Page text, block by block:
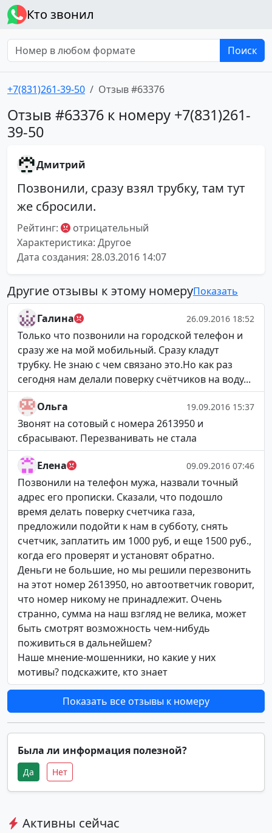
Кто звонил
Поиск
+7(831)261-39-50 Отзыв #63376
Отзыв #63376 к номеру +7(831)261-
39-50
Дмитрий
Позвонили, сразу взял трубку, там тут
же сбросили.
Рейтинг:
отрицательный
Характеристика: Другое
Дата создания: 28.03.2016 14:07
Другие отзывы к этому номеруПоказать
Галина 26.09.2016 18:52
Только что позвонили на городской телефон и
сразу же на мой мобильный. Сразу кладут
трубку. Не знаю с чем связано это.Но как раз
сегодня нам делали поверку счётчиков на воду...
Ольга 19.09.2016 15:37
Звонят на сотовый с номера 2613950 и
сбрасывают. Перезванивать не стала
Елена 09.09.2016 07:46
Позвонили на телефон мужа, назвали точный
адрес его прописки. Сказали, что подошло
время делать поверку счетчика газа,
предложили подойти к нам в субботу, снять
счетчик, заплатить им 1000 руб, и еще 1500 руб.,
когда его проверят и установят обратно.
Деньги не большие, но мы решили перезвонить
на этот номер 2613950, но автоответчик говорит,
что номер никому не принадлежит. Очень
странно, сумма на наш взгляд не велика, может
быть смотрят возможность чем-нибудь
поживиться в дальнейшем?
Наше мнение-мошенники, но какие у них
мотивы? подскажите, кто знает
Показать все отзывы к номеру
Была ли информация полезной?
Да Нет
Активны сейчас